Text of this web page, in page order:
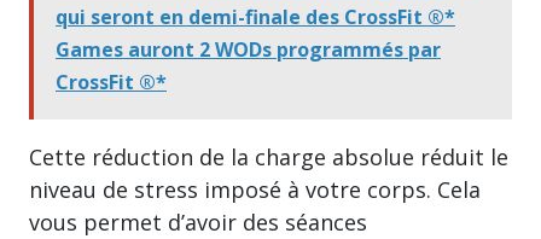
qui seront en demi-finale des CrossFit ®*
Games auront 2 WODs programmés par
CrossFit ®*
Cette réduction de la charge absolue réduit le
niveau de stress imposé à votre corps. Cela
vous permet d’avoir des séances